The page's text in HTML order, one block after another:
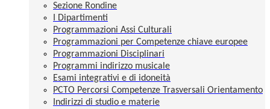
Sezione Rondine
I Dipartimenti
Programmazioni Assi Culturali
Programmazioni per Competenze chiave europee
Programmazioni Disciplinari
Programmi indirizzo musicale
Esami integrativi e di idoneità
PCTO Percorsi Competenze Trasversali Orientamento
Indirizzi di studio e materie